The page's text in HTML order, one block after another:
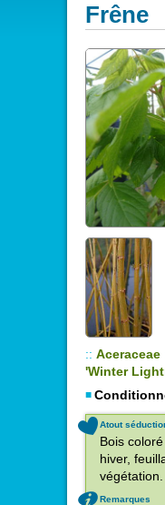
Frêne
:: Aceraceae
'Winter
Atout
Bois
hiver,
végétation.
Remarques